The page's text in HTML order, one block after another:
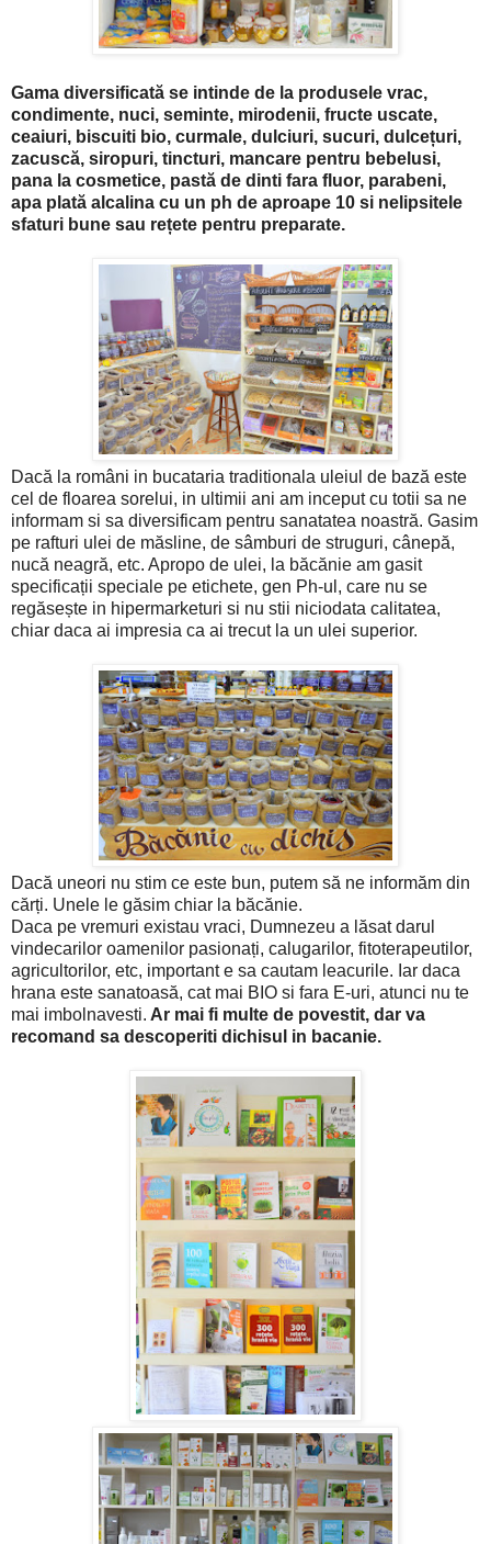
Gama diversificată se intinde de la produsele vrac,
condimente, nuci, seminte, mirodenii, fructe uscate,
ceaiuri, biscuiti bio, curmale, dulciuri, sucuri, dulcețuri,
zacuscă, siropuri, tincturi, mancare pentru bebelusi,
pana la cosmetice, pastă de dinti fara fluor, parabeni,
apa plată alcalina cu un ph de aproape 10 si nelipsitele
sfaturi bune sau rețete pentru preparate.
Dacă la români in bucataria traditionala uleiul de bază este
cel de floarea sorelui, in ultimii ani am inceput cu totii sa ne
informam si sa diversificam pentru sanatatea noastră. Gasim
pe rafturi ulei de măsline, de sâmburi de struguri, cânepă,
nucă neagră, etc. Apropo de ulei, la băcănie am gasit
specificații speciale pe etichete, gen Ph-ul, care nu se
regăsește in hipermarketuri si nu stii niciodata calitatea,
chiar daca ai impresia ca ai trecut la un ulei superior.
Dacă uneori nu stim ce este bun, putem să ne informăm din
cărți. Unele le găsim chiar la băcănie.
Daca pe vremuri existau vraci, Dumnezeu a lăsat darul
vindecarilor oamenilor pasionați, calugarilor, fitoterapeutilor,
agricultorilor, etc, important e sa cautam leacurile. Iar daca
hrana este sanatoasă, cat mai BIO si fara E-uri, atunci nu te
mai imbolnavesti. Ar mai fi multe de povestit, dar va
recomand sa descoperiti dichisul in bacanie.